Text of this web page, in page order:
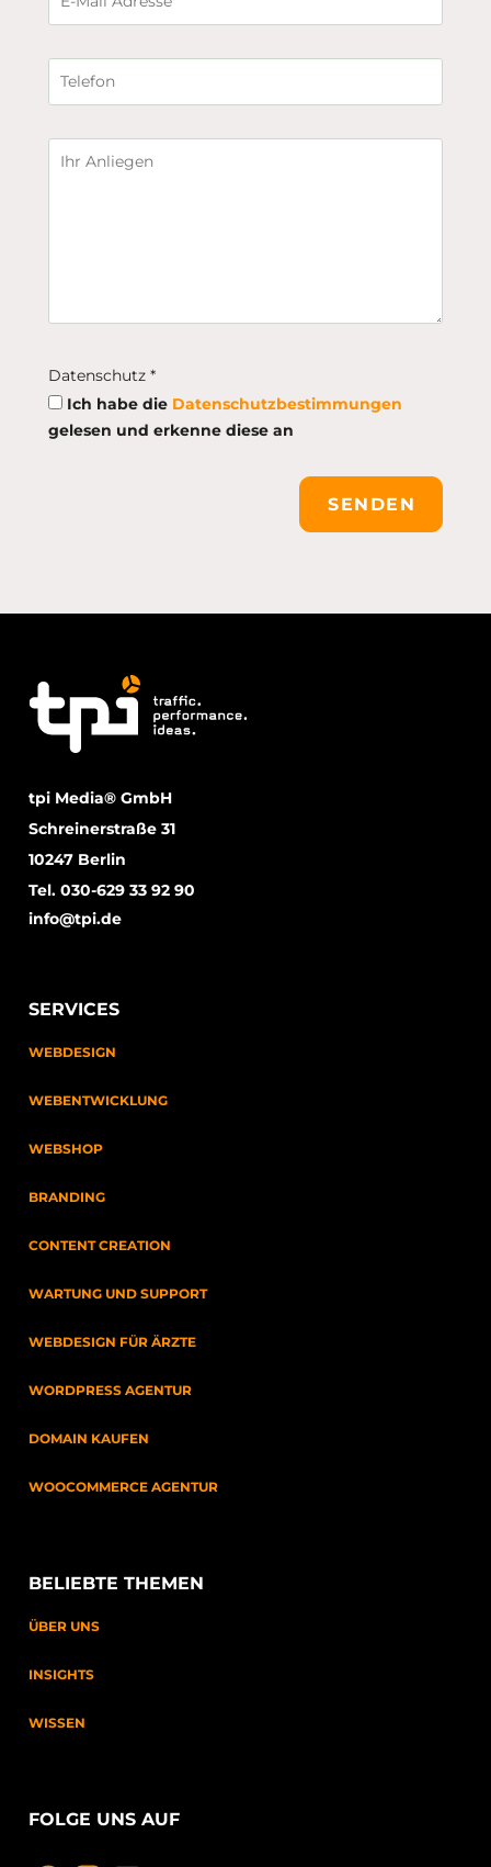
Datenschutz *
Ich habe die Datenschutzbestimmungen
gelesen und erkenne diese an
SENDEN
tpi Media® GmbH
Schreinerstraße 31
10247 Berlin
Tel. 030-629 33 92 90
info@tpi.de
SERVICES
WEBDESIGN
WEBENTWICKLUNG
WEBSHOP
BRANDING
CONTENT CREATION
WARTUNG UND SUPPORT
WEBDESIGN FÜR ÄRZTE
WORDPRESS AGENTUR
DOMAIN KAUFEN
WOOCOMMERCE AGENTUR
BELIEBTE THEMEN
ÜBER UNS
INSIGHTS
WISSEN
FOLGE UNS AUF